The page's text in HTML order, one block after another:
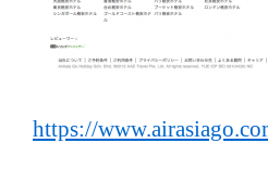
https://